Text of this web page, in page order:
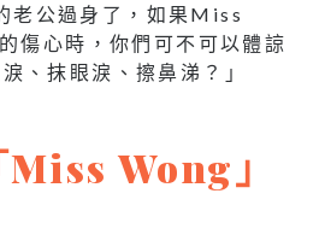
老公過身了，如果Miss
傷心時，你們可不可以體諒
、抹眼淚、擦鼻涕？」
Wong」